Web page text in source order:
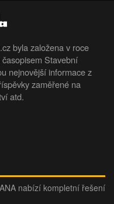
byla založena v roce
Stavební
nejnovější informace z
zaměřené na
atd.
nabízí kompletní řešení